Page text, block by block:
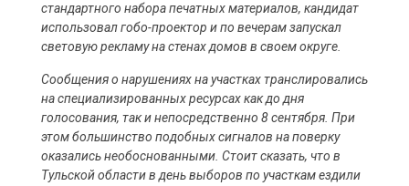
стандартного набора печатных материалов, кандидат
использовал гобо-проектор и по вечерам запускал
световую рекламу на стенах домов в своем округе.
Сообщения о нарушениях на участках транслировались
на специализированных ресурсах как до дня
голосования, так и непосредственно 8 сентября. При
этом большинство подобных сигналов на поверку
оказались необоснованными. Стоит сказать, что в
Тульской области в день выборов по участкам ездили